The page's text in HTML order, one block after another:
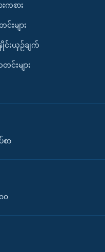
ကစား
းများ
င်းယှဉ်ချက်
တင်းများ
စာ
၀